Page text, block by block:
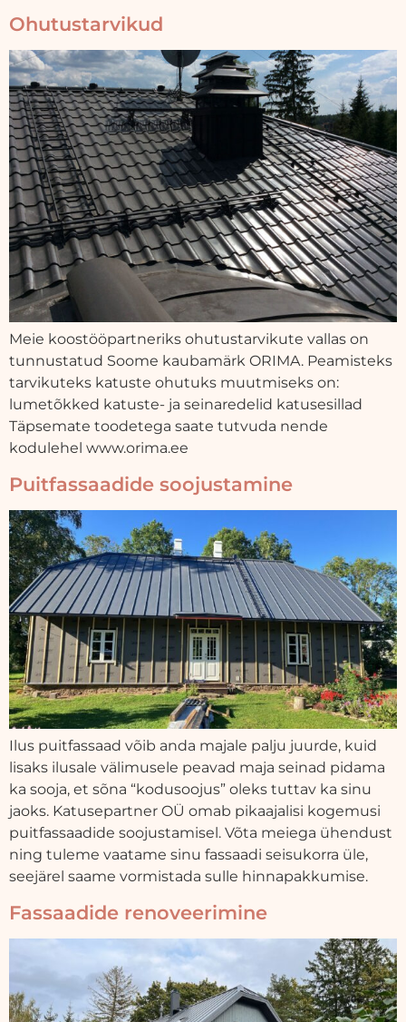
Ohutustarvikud
Meie koostööpartneriks ohutustarvikute vallas on
tunnustatud Soome kaubamärk ORIMA. Peamisteks
tarvikuteks katuste ohutuks muutmiseks on:
lumetõkked katuste- ja seinaredelid katusesillad
Täpsemate toodetega saate tutvuda nende
kodulehel www.orima.ee
Puitfassaadide soojustamine
Ilus puitfassaad võib anda majale palju juurde, kuid
lisaks ilusale välimusele peavad maja seinad pidama
ka sooja, et sõna “kodusoojus” oleks tuttav ka sinu
jaoks. Katusepartner OÜ omab pikaajalisi kogemusi
puitfassaadide soojustamisel. Võta meiega ühendust
ning tuleme vaatame sinu fassaadi seisukorra üle,
seejärel saame vormistada sulle hinnapakkumise.
Fassaadide renoveerimine